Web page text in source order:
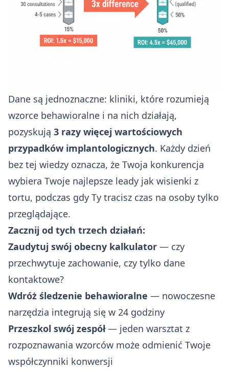
Dane są jednoznaczne: kliniki, które rozumieją
wzorce behawioralne i na nich działają,
pozyskują 3 razy więcej wartościowych
przypadków implantologicznych. Każdy dzień
bez tej wiedzy oznacza, że Twoja konkurencja
wybiera Twoje najlepsze leady jak wisienki z
tortu, podczas gdy Ty tracisz czas na osoby tylko
przeglądające.
Zacznij od tych trzech działań:
Zaudytuj swój obecny kalkulator — czy
przechwytuje zachowanie, czy tylko dane
kontaktowe?
Wdróż śledzenie behawioralne — nowoczesne
narzędzia integrują się w 24 godziny
Przeszkol swój zespół— jeden warsztat z
rozpoznawania wzorców może odmienić Twoje
współczynniki konwersji